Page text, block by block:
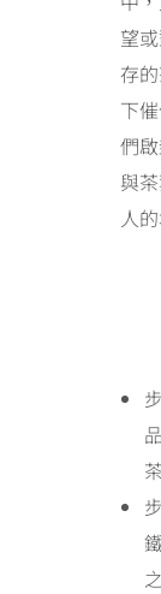
望
存
下
們
與
人